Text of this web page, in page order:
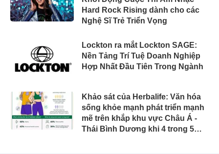
Hard Rock Rising dành cho các
Nghệ Sĩ Trẻ Triển Vọng
Lockton ra mắt Lockton SAGE:
Nền Tảng Trí Tuệ Doanh Nghiệp
Hợp Nhất Đầu Tiên Trong Ngành
Khảo sát của Herbalife: Văn hóa
sống khỏe mạnh phát triển mạnh
mẽ trên khắp khu vực Châu Á -
Thái Bình Dương khi 4 trong 5